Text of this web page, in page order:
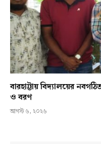
বারহাট্টায় বিদ্যালয়ের
ও বরণ
আগস্ট ৬, ২০২৬